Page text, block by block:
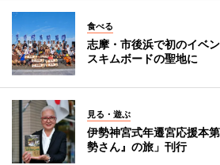
食べる
志摩・市後浜で初のイベ
スキムボードの聖地に
見る・遊ぶ
伊勢神宮式年遷宮応援本
勢さん』の旅」刊行